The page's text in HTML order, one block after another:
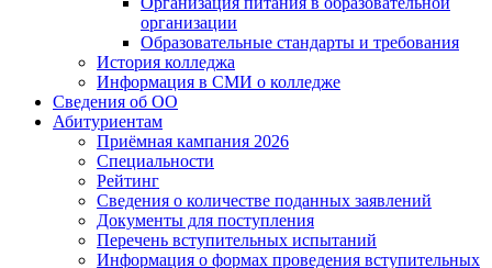
организации
Образовательные стандарты и требования
История колледжа
Информация в СМИ о колледже
Сведения об ОО
Абитуриентам
Приёмная кампания 2026
Специальности
Рейтинг
Сведения о количестве поданных заявлений
Документы для поступления
Перечень вступительных испытаний
Информация о формах проведения вступительных